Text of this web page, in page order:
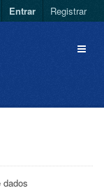
Entrar Registrar
dados